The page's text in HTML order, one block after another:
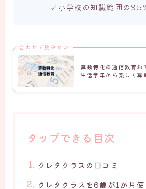
✓小学校の知識範囲の95
合わせて読みたい
算数特化の通信教育お
生低学年から楽しく算
タップできる目次
クレタクラスの口コミ
クレタクラスを6歳が1か月